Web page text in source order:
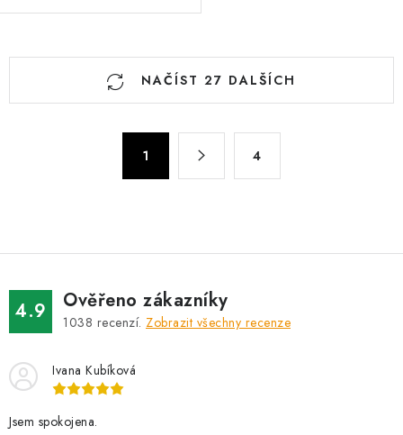
p
v
v
ý
p
NAČÍST 27 DALŠÍCH
k
v
á
n
1 4
4.9 Ověřeno zákazníky
1038 recenzí. Zobrazit všechny recenze
Ivana Kubíková
Jsem spokojena.